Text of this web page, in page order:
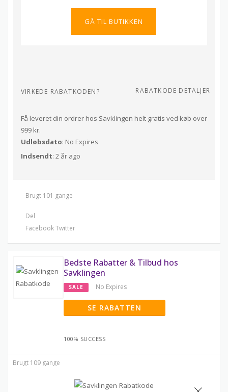
GÅ TIL BUTIKKEN
VIRKEDE RABATKODEN? RABATKODE DETALJER
Få leveret din ordrer hos Savklingen helt gratis ved køb over
999 kr.
Udløbsdato: No Expires
Indsendt: 2 år ago
Brugt 101 gange
Del
FacebookTwitter
Bedste Rabatter & Tilbud hos
Savklingen
SALE No Expires
SE RABATTEN
100% SUCCESS
Brugt 109 gange